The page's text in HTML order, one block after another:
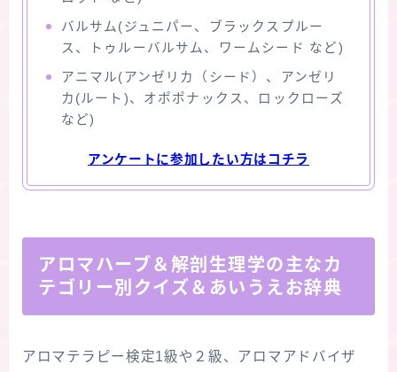
バルサム(ジュニパー、ブラックスプルー
ス、トゥルーバルサム、ワームシード など)
アニマル(アンゼリカ（シード）、アンゼリ
カ(ルート)、オポポナックス、ロックローズ
など)
アンケートに参加したい方はコチラ
アロマハーブ＆解剖生理学の主なカ
テゴリー別クイズ＆あいうえお辞典
アロマテラピー検定1級や２級、アロマアドバイザ